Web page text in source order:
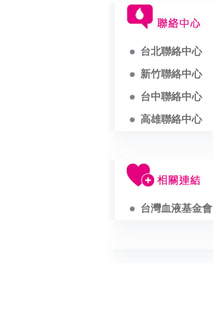
台北聯絡中心
新竹聯絡中心
台中聯絡中心
高雄聯絡中心
台灣血液基金會